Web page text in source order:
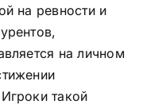
на ревности и
на личном
такой